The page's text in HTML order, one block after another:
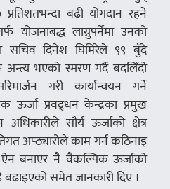
प्रतिशतभन्दा बढी योगदान रहने
योजनाबद्ध लाग्नुपर्नेमा उनको
सचिव दिनेश घिमिरेले ९९ बुँदे
भएको स्मरण गर्दै बदलिँदो
गरी कार्यान्वयन गर्ने
ऊर्जा प्रवद्र्धन केन्द्रका प्रमुख
सौर्य ऊर्जाको क्षेत्र
अप्ठ्यारोले काम गर्न कठिनाइ
बनाएर नै वैकल्पिक ऊर्जाको
बढाइएको समेत जानकारी दिए ।